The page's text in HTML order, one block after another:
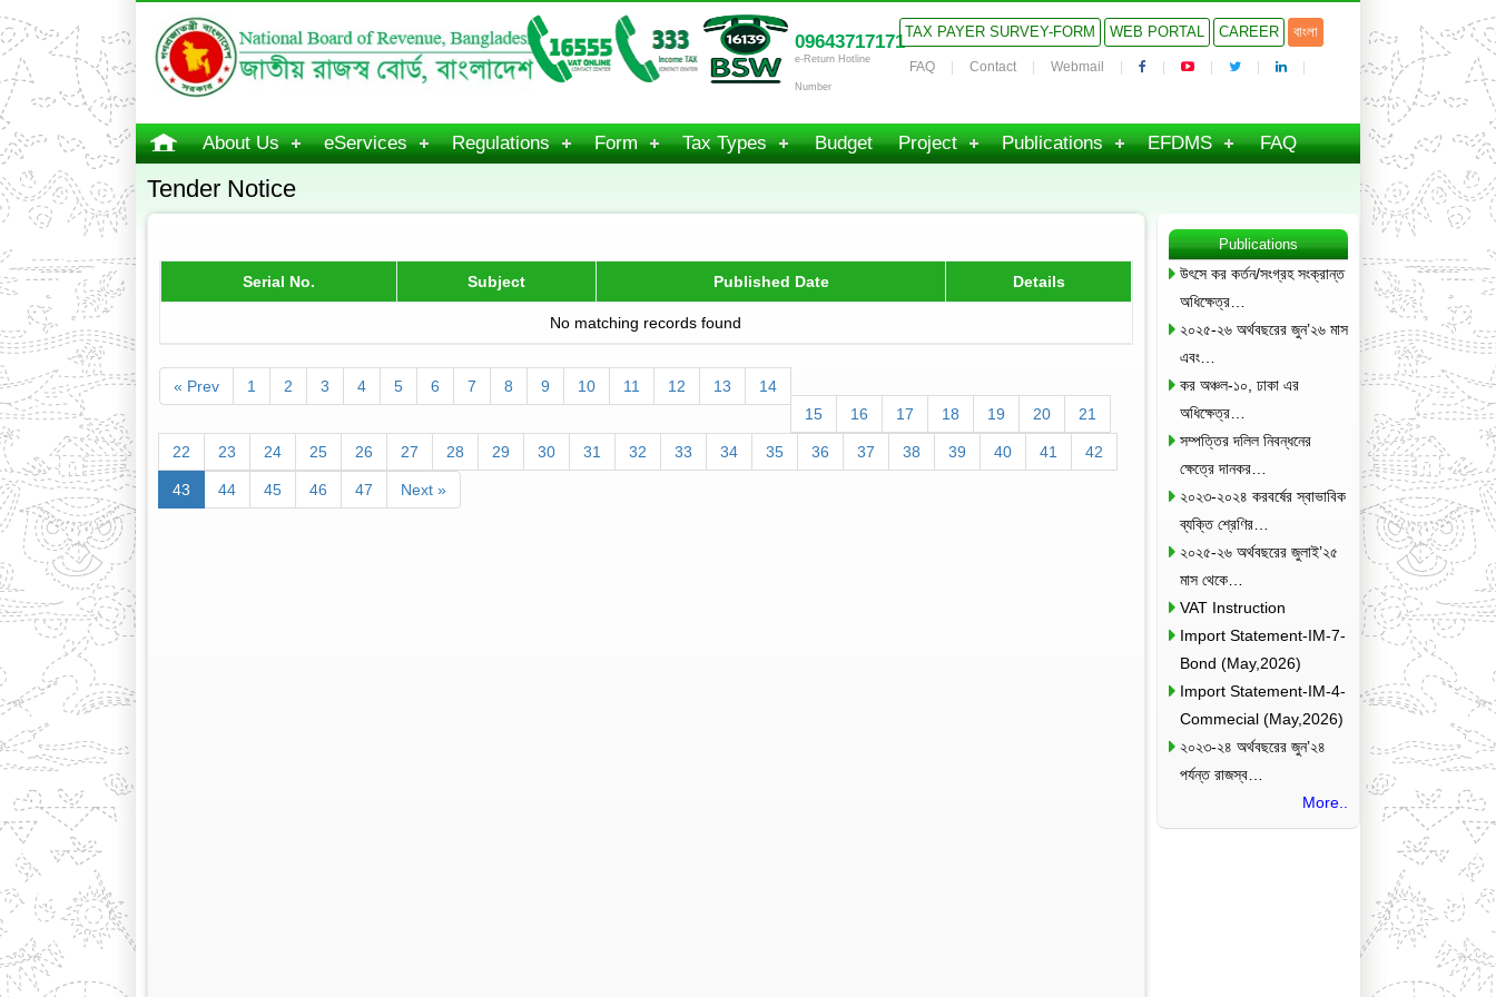
09643717171
e-Return Hotline
Number
TAX PAYER SURVEY-FORM WEB PORTAL CAREER বাংলা
FAQ Contact Webmail
About Us eServices Regulations Form Tax Types Budget Project Publications EFDMS FAQ
Tender Notice
Serial No. Subject Published Date Details
No matching records found
« Prev 1 2 3 4 5 6 7 8 9 10 11 12 13
14
15
16 17 18 19 20 21
22 23 24 25 26 27 28 29 30 31 32 33 34 35 36 37 38 39 40 41 42
43 44 45 46 47 Next »
Publications
উৎসে কর কর্তন/সংগ্রহ সংক্রান্ত
অধিক্ষেত্র…
২০২৫-২৬ অর্থবছরের জুন’২৬ মাস
এবং…
কর অঞ্চল-১০, ঢাকা এর
অধিক্ষেত্র…
সম্পত্তির দলিল নিবন্ধনের
ক্ষেত্রে দানকর…
২০২৩-২০২৪ করবর্ষের স্বাভাবিক
ব্যক্তি শ্রেণির…
২০২৫-২৬ অর্থবছরের জুলাই’২৫
মাস থেকে…
VAT Instruction
Import Statement-IM-7-
Bond (May,2026)
Import Statement-IM-4-
Commecial (May,2026)
২০২৩-২৪ অর্থবছরের জুন’২৪
পর্যন্ত রাজস্ব…
More..